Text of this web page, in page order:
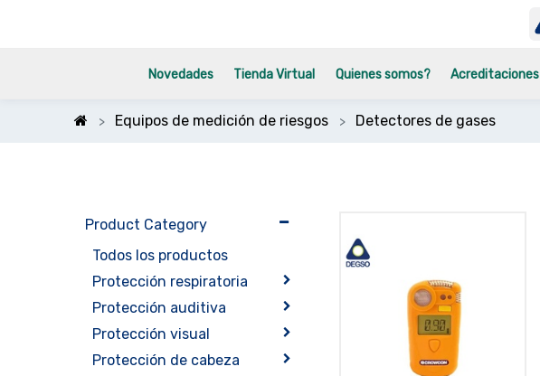
Novedades Tienda Virtual Quienes somos? Acreditaciones
Equipos de medición de riesgos Detectores de gases
Product Category
Todos los productos
Protección respiratoria
Protección auditiva
Protección visual
Protección de cabeza